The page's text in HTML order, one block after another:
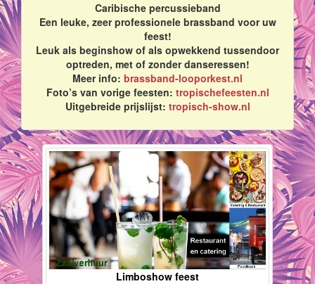
Caribische percussieband
Een leuke, zeer professionele brassband voor uw
feest!
Leuk als beginshow of als opwekkend tussendoor
optreden, met of zonder danseressen!
Meer info: brassband-looporkest.nl
Foto’s van vorige feesten: tropischefeesten.nl
Uitgebreide prijslijst: tropisch-show.nl
Limboshow feest